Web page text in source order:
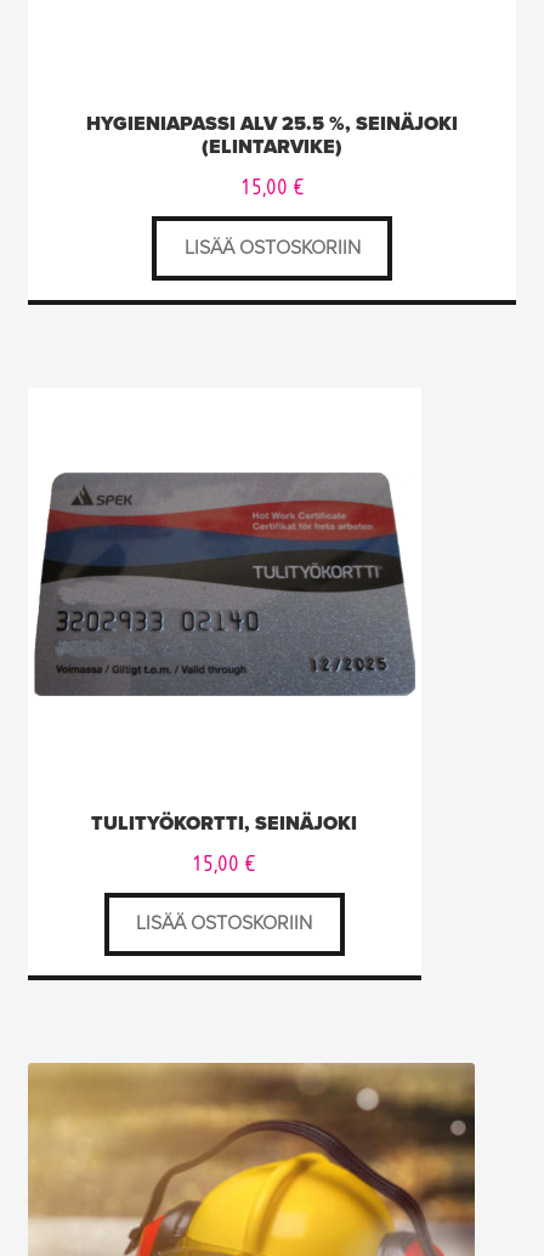
HYGIENIAPASSI ALV 25.5 %, SEINÄJOKI
(ELINTARVIKE)
15,00 €
LISÄÄ OSTOSKORIIN
TULITYÖKORTTI, SEINÄJOKI
15,00 €
LISÄÄ OSTOSKORIIN